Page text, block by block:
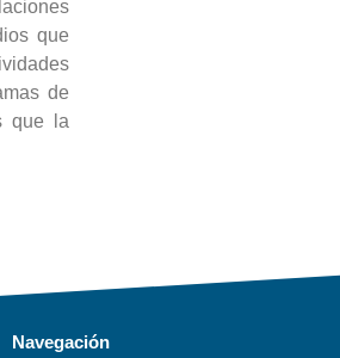
que
de
que la
Navegación